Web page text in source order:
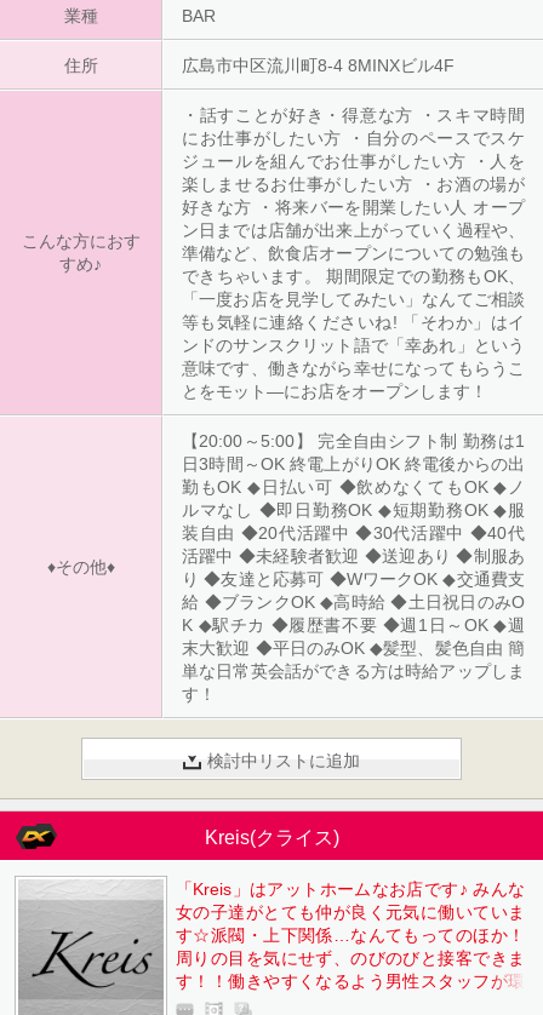
業種 BAR
住所 広島市中区流川町8-4 8MINXビル4F
こんな方におす
すめ♪
・話すことが好き・得意な方 ・スキマ時間
にお仕事がしたい方 ・自分のペースでスケ
ジュールを組んでお仕事がしたい方 ・人を
楽しませるお仕事がしたい方 ・お酒の場が
好きな方 ・将来バーを開業したい人 オープ
ン日までは店舗が出来上がっていく過程や、
準備など、飲食店オープンについての勉強も
できちゃいます。 期間限定での勤務もOK、
「一度お店を見学してみたい」なんてご相談
等も気軽に連絡くださいね! 「そわか」はイ
ンドのサンスクリット語で「幸あれ」という
意味です、働きながら幸せになってもらうこ
とをモット―にお店をオープンします！
♦その他♦
【20:00～5:00】 完全自由シフト制 勤務は1
日3時間～OK 終電上がりOK 終電後からの出
勤もOK ◆日払い可 ◆飲めなくてもOK ◆ノ
ルマなし ◆即日勤務OK ◆短期勤務OK ◆服
装自由 ◆20代活躍中 ◆30代活躍中 ◆40代
活躍中 ◆未経験者歓迎 ◆送迎あり ◆制服あ
り ◆友達と応募可 ◆WワークOK ◆交通費支
給 ◆ブランクOK ◆高時給 ◆土日祝日のみO
K ◆駅チカ ◆履歴書不要 ◆週1日～OK ◆週
末大歓迎 ◆平日のみOK ◆髪型、髪色自由 簡
単な日常英会話ができる方は時給アップしま
す！
検討中リストに追加
Kreis(クライス)
「Kreis」はアットホームなお店です♪ みんな
女の子達がとても仲が良く元気に働いていま
す☆派閥・上下関係…なんてもってのほか！
周りの目を気にせず、のびのびと接客できま
す！！働きやすくなるよう男性スタッフが環
境づくりを整えます。 一日だけの体験入店か